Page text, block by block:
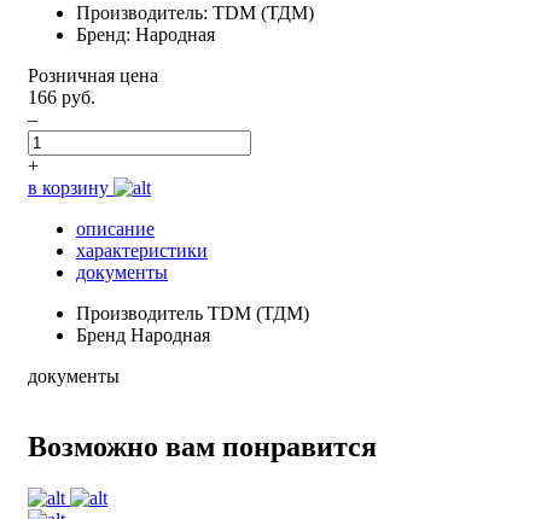
Производитель: TDM (ТДМ)
Бренд: Народная
Розничная цена
166 руб.
–
+
в корзину
описание
характеристики
документы
Производитель TDM (ТДМ)
Бренд Народная
документы
Возможно вам понравится